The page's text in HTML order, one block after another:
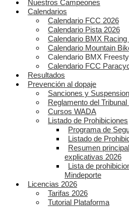
Nuestros Campeones
Calendarios
Calendario FCC 2026
Calendario Pista 2026
Calendario BMX Racing
Calendario Mountain
Calendario BMX
Calendario FCC
Resultados
Prevención al dopaje
Sanciones y
Reglamento del
Cursos WADA
Listado de Prohibiciones
Programa de
Listado de
Resumen
explicativas 2026
Lista de
Mindeporte
Licencias 2026
Tarifas 2026
Tutorial Plataforma